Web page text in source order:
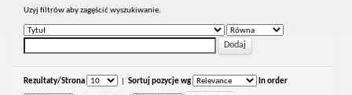
Uzyj filtrów aby zagęścić wyszukiwanie.
Rezultaty/Strona Sortuj pozycje wg In order